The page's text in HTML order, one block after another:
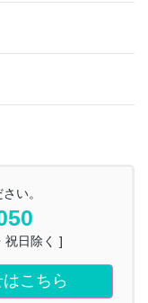
い。
祝日除く ]
こちら